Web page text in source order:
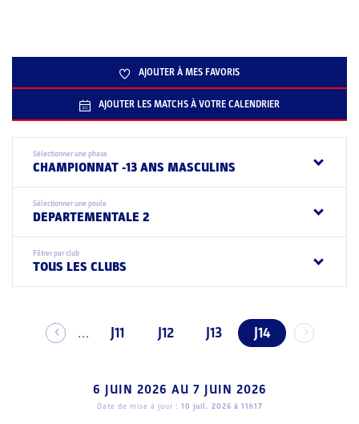
AJOUTER À MES FAVORIS
AJOUTER LES MATCHS À VOTRE CALENDRIER
Sélectionner une phase
CHAMPIONNAT -13 ANS MASCULINS
Sélectionner une poule
DEPARTEMENTALE 2
Filtrer par club
TOUS LES CLUBS
... J11 J12 J13 J14
6 JUIN 2026 AU 7 JUIN 2026
Date de mise à jour : 10 juil. 2026 à 11h17